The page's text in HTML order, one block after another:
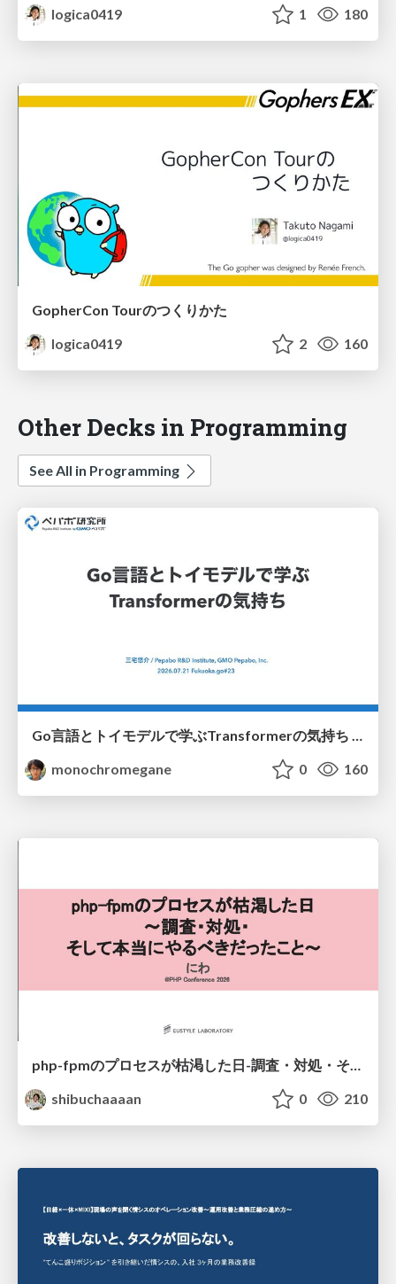
logica0419
1 180
GopherCon Tourのつくりかた
logica0419
2 160
Other Decks in Programming
See All in Programming
monochromegane
0 160
php-fpmのプロセスが枯渇した日-調査・対処・そして本当にやるべきだったこと-
shibuchaaaan
0 210